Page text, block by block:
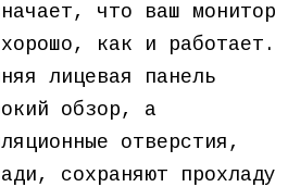
что ваш монитор
как и работает.
лицевая панель
обзор, а
отверстия,
сохраняют прохладу